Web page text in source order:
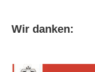
Wir danken: